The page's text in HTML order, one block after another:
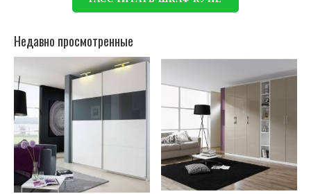
Недавно просмотренные